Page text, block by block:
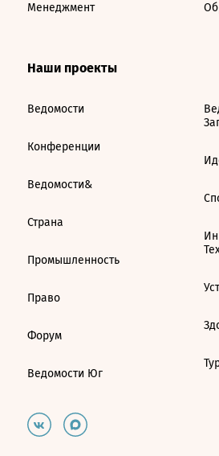
Менеджмент
Наши проекты
Ведомости
Конференции
Ведомости&
Страна
Промышленность
Право
Форум
Ведомости Юг